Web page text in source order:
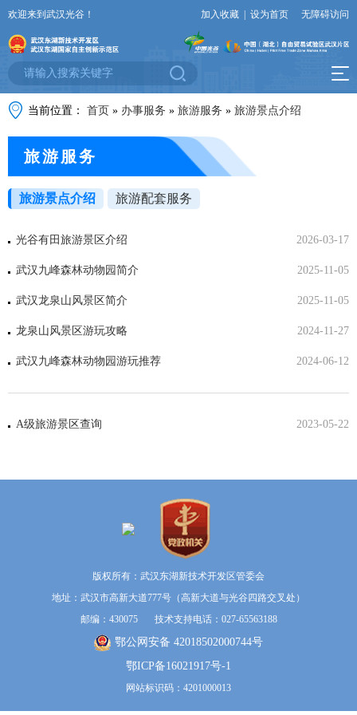
欢迎来到武汉光谷！ 加入收藏 设为首页 无障碍访问
当前位置： 首页 » 办事服务 » 旅游服务 » 旅游景点介绍
旅游服务
旅游景点介绍 旅游配套服务
光谷有田旅游景区介绍 2026-03-17
武汉九峰森林动物园简介 2025-11-05
武汉龙泉山风景区简介 2025-11-05
龙泉山风景区游玩攻略 2024-11-27
武汉九峰森林动物园游玩推荐 2024-06-12
A级旅游景区查询 2023-05-22
版权所有：武汉东湖新技术开发区管委会
地址：武汉市高新大道777号（高新大道与光谷四路交叉处）
邮编：430075 技术支持电话：027-65563188
鄂公网安备 42018502000744号
鄂ICP备16021917号-1
网站标识码：4201000013